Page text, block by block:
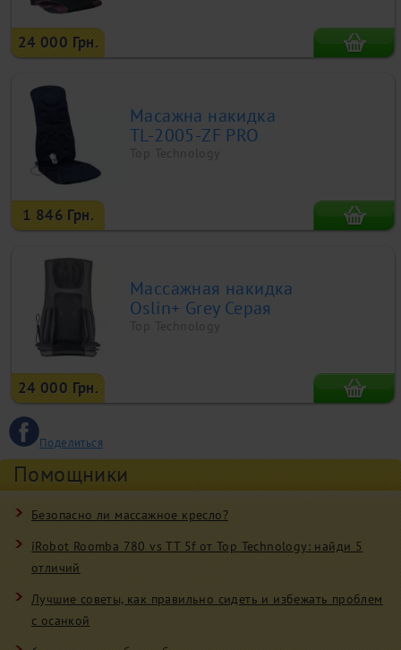
24 000 Грн.
Масажна накидка
TL-2005-ZF PRO
1 846 Грн.
Массажная накидка
Oslin+ Grey Серая
24 000 Грн.
Поделиться
Помощники
Безопасно ли массажное кресло?
iRobot Roomba 780 vs TT 5f от Top Technology: найди 5
отличий
Лучшие советы, как правильно сидеть и избежать проблем
с осанкой